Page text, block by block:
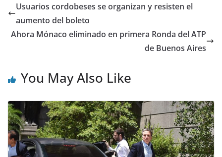
Usuarios cordobeses se organizan y resisten el
aumento del boleto
Ahora Mónaco eliminado en primera Ronda del ATP
de Buenos Aires
You May Also Like